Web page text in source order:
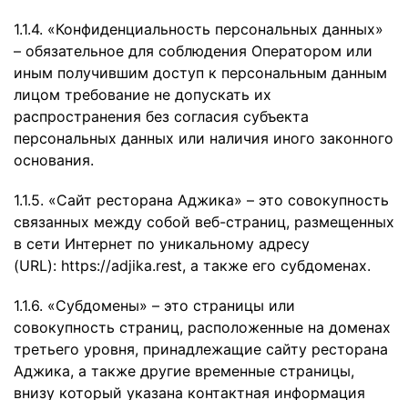
1.1.4. «Конфиденциальность персональных данных»
– обязательное для соблюдения Оператором или
иным получившим доступ к персональным данным
лицом требование не допускать их
распространения без согласия субъекта
персональных данных или наличия иного законного
основания.
1.1.5. «Сайт ресторана Аджика» – это совокупность
связанных между собой веб-страниц, размещенных
в сети Интернет по уникальному адресу
(URL): https://adjika.rest, а также его субдоменах.
1.1.6. «Субдомены» – это страницы или
совокупность страниц, расположенные на доменах
третьего уровня, принадлежащие сайту ресторана
Аджика, а также другие временные страницы,
внизу который указана контактная информация